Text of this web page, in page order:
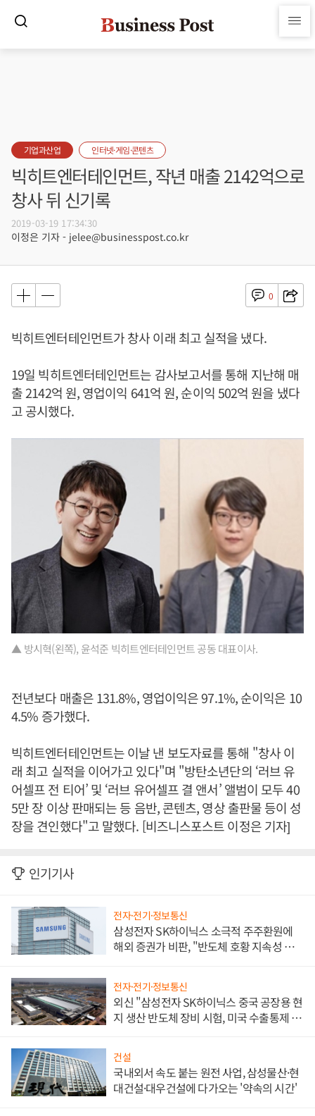
기업과산업 인터넷·게임·콘텐츠
빅히트엔터테인먼트, 작년 매출 2142억으로
창사 뒤 신기록
2019-03-19 17:34:30
이정은 기자 - jelee@businesspost.co.kr
0
빅히트엔터테인먼트가 창사 이래 최고 실적을 냈다.
19일 빅히트엔터테인먼트는 감사보고서를 통해 지난해 매
출 2142억 원, 영업이익 641억 원, 순이익 502억 원을 냈다
고 공시했다.
▲ 방시혁(왼쪽), 윤석준 빅히트엔터테인먼트 공동 대표이사.
전년보다 매출은 131.8%, 영업이익은 97.1%, 순이익은 10
4.5% 증가했다.
빅히트엔터테인먼트는 이날 낸 보도자료를 통해 "창사 이
래 최고 실적을 이어가고 있다"며 "방탄소년단의 ‘러브 유
어셀프 전 티어’ 및 ‘러브 유어셀프 결 앤서’ 앨범이 모두 40
5만 장 이상 판매되는 등 음반, 콘텐츠, 영상 출판물 등이 성
장을 견인했다"고 말했다. [비즈니스포스트 이정은 기자]
인기기사
전자·전기·정보통신
삼성전자 SK하이닉스 소극적 주주환원에
해외 증권가 비판, "반도체 호황 지속성 의
전자·전기·정보통신
외신 "삼성전자 SK하이닉스 중국 공장용 현
지 생산 반도체 장비 시험, 미국 수출통제 대
건설
국내외서 속도 붙는 원전 사업, 삼성물산·현
대건설·대우건설에 다가오는 '약속의 시간'